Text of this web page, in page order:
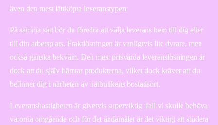
även den mest lättköpta leveranstypen.
På samma sätt bör du föredra att välja leverans hem till dig eller
till din arbetsplats. Fraktlösningen är vanligtvis lite dyrare, men
också ganska bekväm. Den mest prisvärda leveranslösningen är
dock att du själv hämtar produkterna, vilket dock kräver att du
befinner dig i närheten av nätbutikens bostadsort.
Leveranshastigheten är givetvis superviktig ifall vi skulle behöva
varorna omgående och för det ändamålet är det viktigt att studera